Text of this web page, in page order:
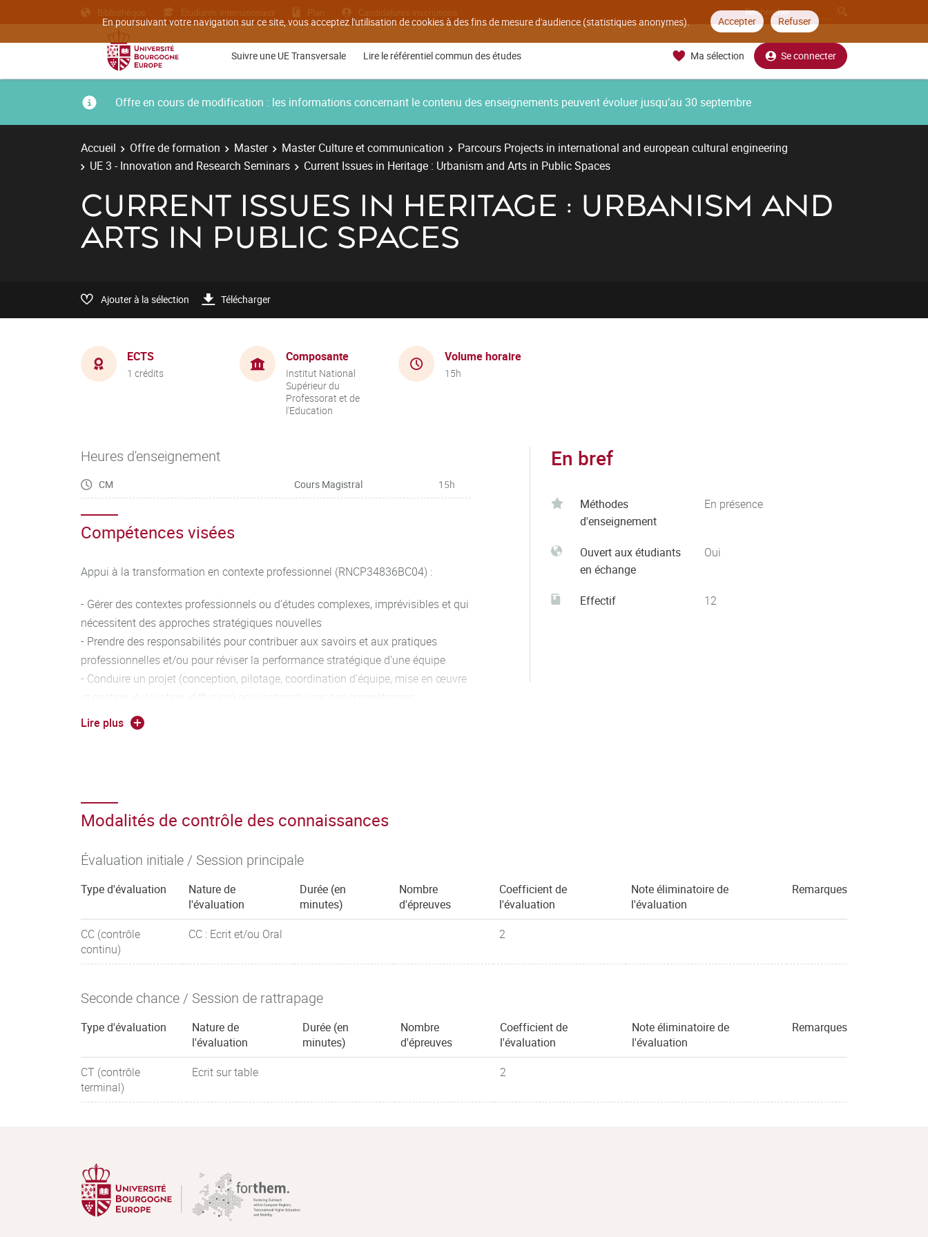
En poursuivant votre navigation sur ce site, vous acceptez l'utilisation de cookies à des fins de mesure d'audience (statistiques anonymes). Accepter Refuser
Bibliothèque Etudiants internationaux Plan Candidatures inscriptions
Suivre une UE Transversale Lire le référentiel commun des études Ma sélection Se connecter
Offre en cours de modification : les informations concernant le contenu des enseignements peuvent évoluer jusqu’au 30 septembre
Accueil Offre de formation Master Master Culture et communication
Parcours Projects in international and european cultural engineering
UE 3 - Innovation and Research Seminars
Current Issues in Heritage : Urbanism and Arts in Public Spaces
CURRENT ISSUES IN HERITAGE : URBANISM AND
ARTS IN PUBLIC SPACES
Ajouter à la sélection Télécharger
ECTS
1 crédits
Composante
Institut National
Supérieur du
Professorat et de
l'Education
Volume horaire
15h
Heures d'enseignement
CM Cours Magistral 15h
Compétences visées
Appui à la transformation en contexte professionnel (RNCP34836BC04) :
- Gérer des contextes professionnels ou d’études complexes, imprévisibles et qui
nécessitent des approches stratégiques nouvelles
- Prendre des responsabilités pour contribuer aux savoirs et aux pratiques
professionnelles et/ou pour réviser la performance stratégique d'une équipe
- Conduire un projet (conception, pilotage, coordination d’équipe, mise en œuvre
pluridisciplinaires dans un cadre collaboratif
- Analyser ses actions en situation professionnelle, s’autoévaluer pour améliorer
Lire plus
En bref
Méthodes
d'enseignement
En présence
Ouvert aux étudiants
en échange
Oui
Effectif 12
Modalités de contrôle des connaissances
Évaluation initiale / Session principale
Type d'évaluation
Nature de
l'évaluation
Durée (en
minutes)
Nombre
d'épreuves
Coefficient de
l'évaluation
Note éliminatoire de
l'évaluation
Remarques
CC (contrôle
continu)
CC : Ecrit et/ou Oral 2
Seconde chance / Session de rattrapage
Type d'évaluation
Nature de
l'évaluation
Durée (en
minutes)
Nombre
d'épreuves
Coefficient de
l'évaluation
Note éliminatoire de
l'évaluation
Remarques
CT (contrôle
terminal)
Ecrit sur table 2